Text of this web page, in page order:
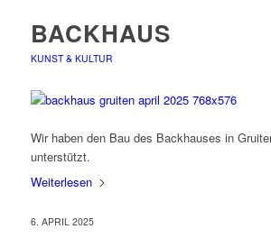
BACKHAUS
KUNST & KULTUR
Wir haben den Bau des Backhauses in
unterstützt.
Weiterlesen
6. APRIL 2025